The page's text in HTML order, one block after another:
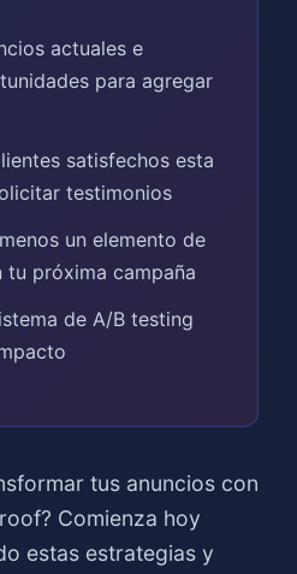
actuales e
para agregar
satisfechos esta
testimonios
un elemento de
próxima campaña
de A/B testing
tus anuncios con
Comienza hoy
estas estrategias y